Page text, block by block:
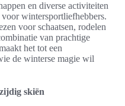
en diverse activiteiten
wintersportliefhebbers.
voor schaatsen, rodelen
van prachtige
het tot een
de winterse magie wil
skiën